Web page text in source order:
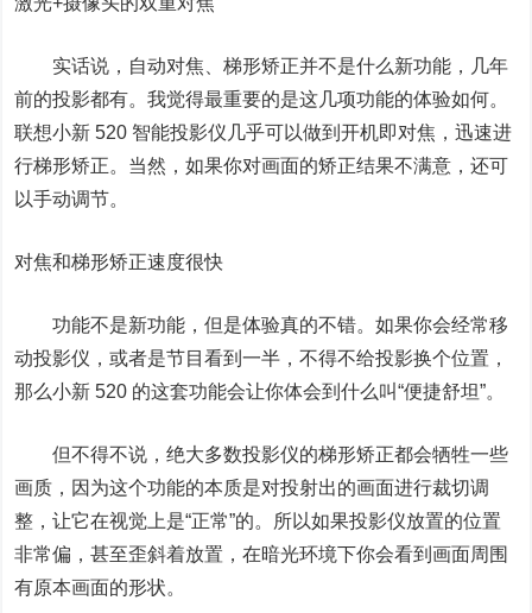
实话说，自动对焦、梯形矫正并不是什么新功能，几年
前的投影都有。我觉得最重要的是这几项功能的体验如何。
联想小新 520 智能投影仪几乎可以做到开机即对焦，迅速进
行梯形矫正。当然，如果你对画面的矫正结果不满意，还可
以手动调节。
对焦和梯形矫正速度很快
功能不是新功能，但是体验真的不错。如果你会经常移
动投影仪，或者是节目看到一半，不得不给投影换个位置，
那么小新 520 的这套功能会让你体会到什么叫“便捷舒坦”。
但不得不说，绝大多数投影仪的梯形矫正都会牺牲一些
画质，因为这个功能的本质是对投射出的画面进行裁切调
整，让它在视觉上是“正常”的。所以如果投影仪放置的位置
非常偏，甚至歪斜着放置，在暗光环境下你会看到画面周围
有原本画面的形状。